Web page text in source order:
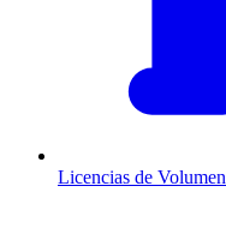
Licencias de Volumen